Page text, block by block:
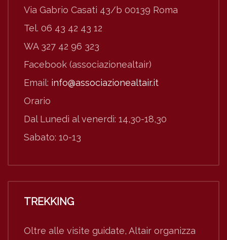
Via Gabrio Casati 43/b 00139 Roma
Tel. 06 43 42 43 12
WA 327 42 96 323
Facebook (associazionealtair)
Email: info@associazionealtair.it
Orario
Dal Lunedì al venerdì: 14,30-18,30
Sabato: 10-13
TREKKING
Oltre alle visite guidate, Altair organizza